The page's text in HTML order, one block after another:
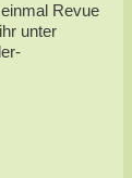
Revue
unter